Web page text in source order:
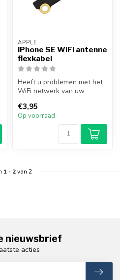
APPLE
iPhone SE WiFi antenne
flexkabel
Heeft u problemen met het
WiFi netwerk van uw
kunt u...
€3,95
Op voorraad
1- 2van 2
nieuwsbrief
acties